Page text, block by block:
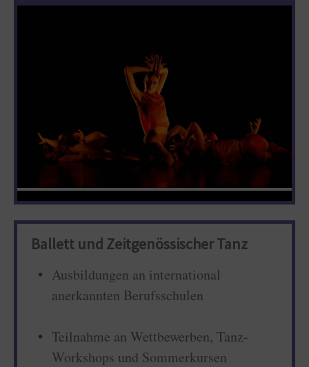
Ballett und Zeitgenössischer Tanz
Ausbildungen an international
anerkannten Berufsschulen
Teilnahme an Wettbewerben, Tanz-
Workshops und Sommerkursen